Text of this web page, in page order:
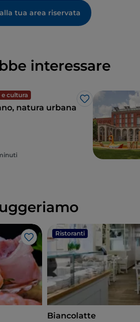
tua area riservata
interessare
e cultura
Like
natura urbana
Like
Ristoranti
Biancolatte